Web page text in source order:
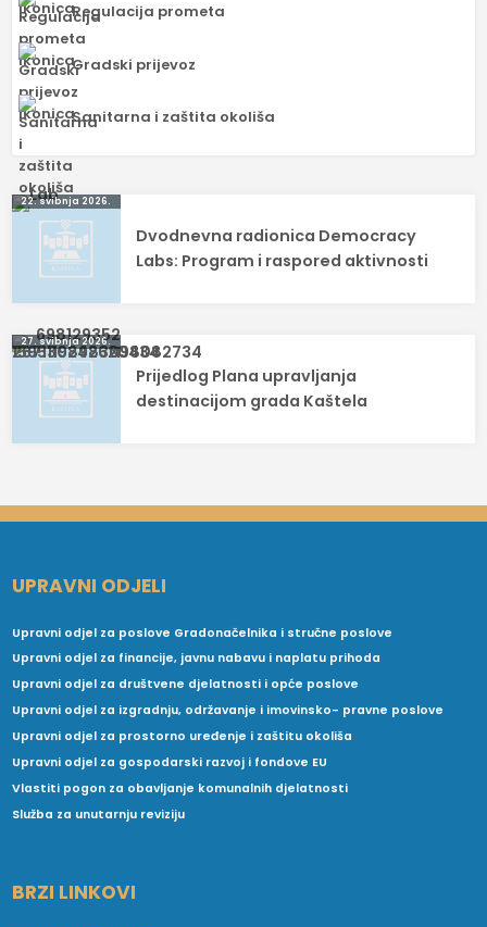
Regulacija prometa
Gradski prijevoz
Sanitarna i zaštita okoliša
Navigacija
objava
22. svibnja 2026.
Dvodnevna radionica Democracy
Labs: Program i raspored aktivnosti
27. svibnja 2026.
Prijedlog Plana upravljanja
destinacijom grada Kaštela
UPRAVNI ODJELI
Upravni odjel za poslove Gradonačelnika i stručne poslove
Upravni odjel za financije, javnu nabavu i naplatu prihoda
Upravni odjel za društvene djelatnosti i opće poslove
Upravni odjel za izgradnju, održavanje i imovinsko- pravne poslove
Upravni odjel za prostorno uređenje i zaštitu okoliša
Upravni odjel za gospodarski razvoj i fondove EU
Vlastiti pogon za obavljanje komunalnih djelatnosti
Služba za unutarnju reviziju
BRZI LINKOVI